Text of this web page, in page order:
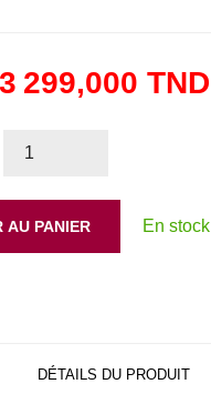
3 299,000 TND
AU PANIER En stock
DÉTAILS DU PRODUIT